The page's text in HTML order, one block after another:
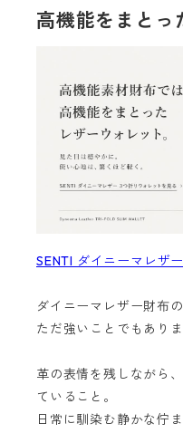
高機能をまとっ
SENTI ダイニーマレザ
ダイニーマレザー財布
ただ強いことでもありま
革の表情を残しながら
ていること。
日常に馴染む静かな佇